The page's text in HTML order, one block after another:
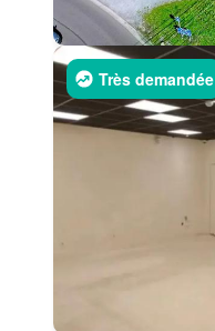
Très demandée